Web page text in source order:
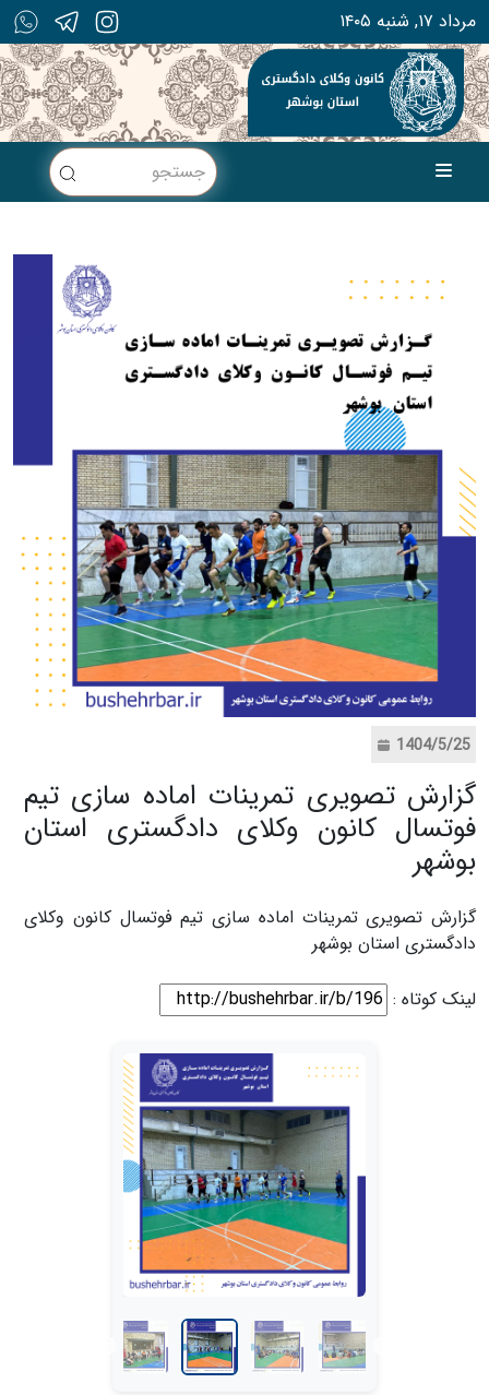
۱۴۰۵ مرداد ۱۷, شنبه
1404/5/25
گزارش تصویری تمرینات اماده سازی تیم
فوتسال کانون وکلای دادگستری استان
بوشهر
گزارش تصویری تمرینات اماده سازی تیم فوتسال کانون وکلای
دادگستری استان بوشهر
لینک کوتاه :